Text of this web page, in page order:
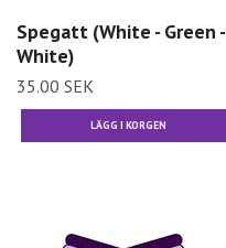
Spegatt (White - Green -
White)
35.00 SEK